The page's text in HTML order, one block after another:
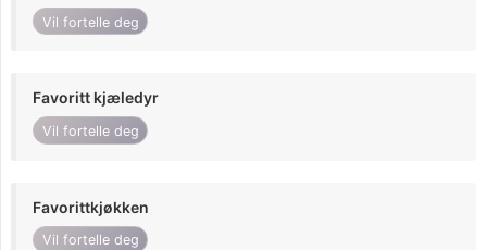
Vil fortelle deg
Favoritt kjæledyr
Vil fortelle deg
Favorittkjøkken
Vil fortelle deg